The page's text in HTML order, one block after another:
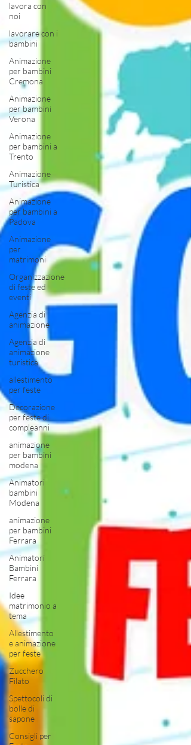
lavora con
noi
lavorare con i
bambini
Animazione
per bambini
Cremona
Animazione
per bambini
Verona
Animazione
per bambini a
Trento
Animazione
Turistica
Animazione
per bambini a
Padova
Animazione
per
matrimoni
Organizzazione
di feste ed
eventi
Agenzia di
animazione
Agenzia di
animazione
turistica
allestimento
per feste
Decorazione
per feste di
compleanni
animazione
per bambini
modena
Animatori
bambini
Modena
animazione
per bambini
Ferrara
Animatori
Bambini
Ferrara
Idee
matrimonio a
tema
Allestimento
e animazione
per feste
Zucchero
Filato
Spettocoli di
bolle di
sapone
Consigli per